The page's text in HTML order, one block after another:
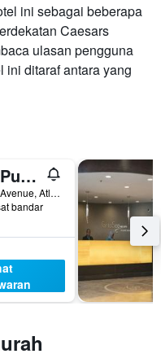
ini sebagai beberapa
Caesars
ulasan pengguna
ini ditaraf antara yang
Chelsea Pub and Inn
8 South Morris Avenue, Atlantic City, NJ, Amerika Syarikat
bandar